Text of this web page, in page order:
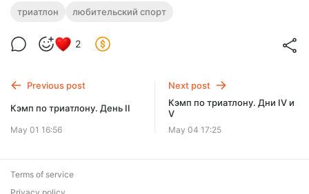
триатлон любительский спорт
2
Previous post
Кэмп по триатлону. День II
May 01 16:56
Next post
Кэмп по триатлону. Дни IV и
V
May 04 17:25
Terms of service